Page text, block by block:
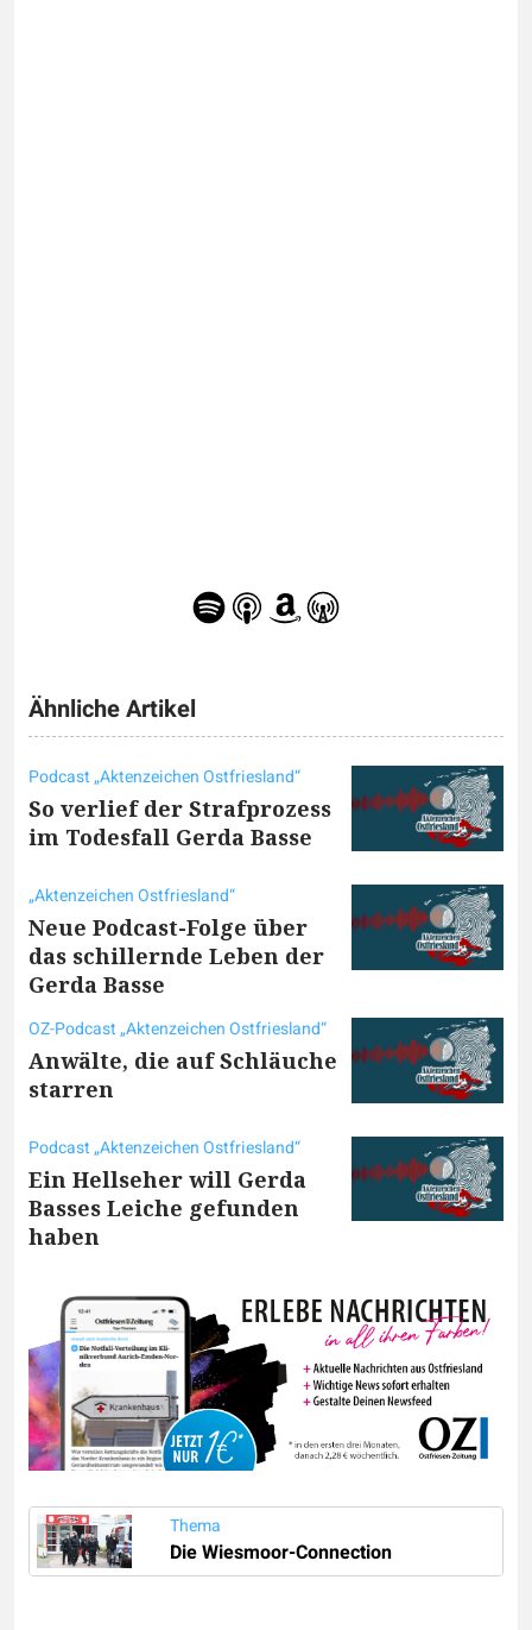
Ähnliche Artikel
Podcast „Aktenzeichen Ostfriesland“
So verlief der Strafprozess
im Todesfall Gerda Basse
„Aktenzeichen Ostfriesland“
Neue Podcast-Folge über
das schillernde Leben der
Gerda Basse
OZ-Podcast „Aktenzeichen Ostfriesland“
Anwälte, die auf Schläuche
starren
Podcast „Aktenzeichen Ostfriesland“
Ein Hellseher will Gerda
Basses Leiche gefunden
haben
Thema
Die Wiesmoor-Connection